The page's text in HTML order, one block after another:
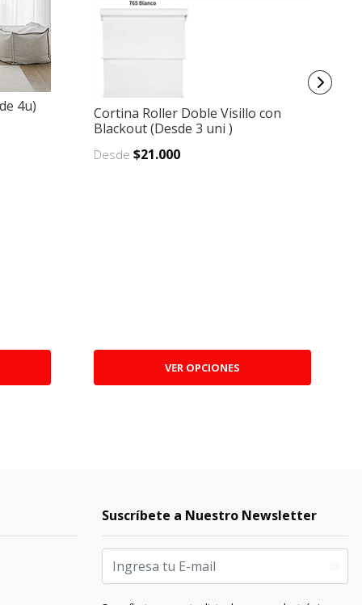
4u)
Cortina Roller Doble Visillo con
Blackout (Desde 3 uni )
Desde $21.000
VER OPCIONES
Suscríbete a Nuestro Newsletter